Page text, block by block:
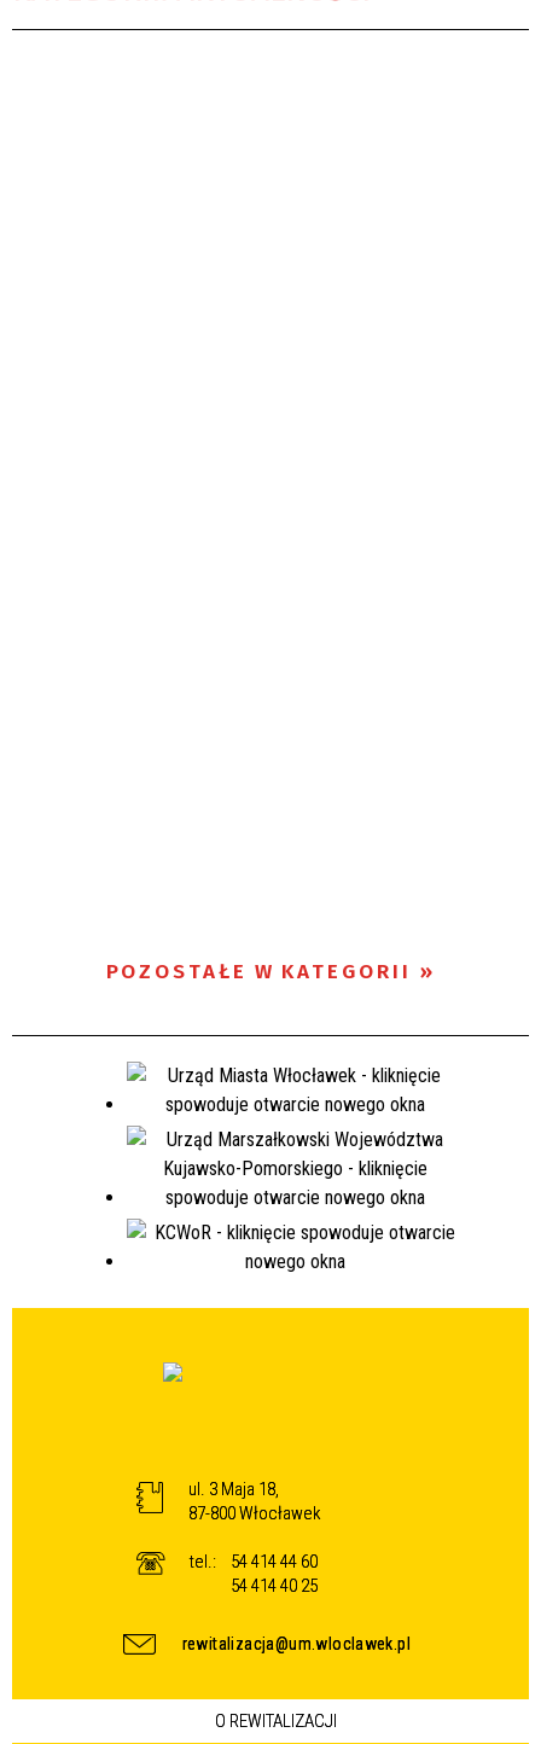
POZOSTAŁE W KATEGORII
ul. 3 Maja 18,
87-800 Włocławek
tel.:
54 414 44 60
54 414 40 25
rewitalizacja@um.wloclawek.pl
O REWITALIZACJI